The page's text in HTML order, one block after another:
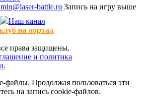
battle.ru Запись на игру выше
Наш канал
на портал
права защищены,
и политика
Продолжая пользоваться эти
на запись cookie-файлов.